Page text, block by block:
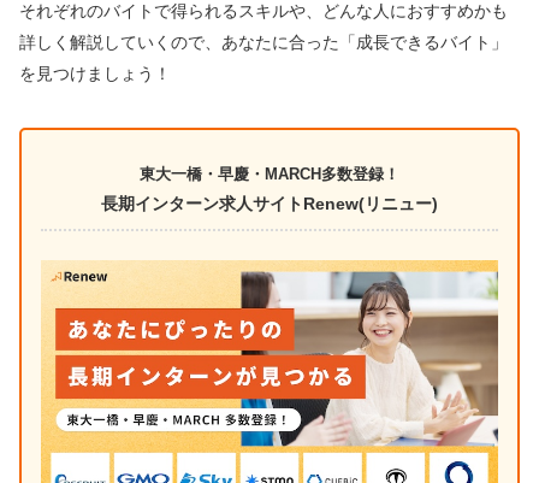
それぞれのバイトで得られるスキルや、どんな人におすすめかも
詳しく解説していくので、あなたに合った「成長できるバイト」
を見つけましょう！
東大一橋・早慶・MARCH多数登録！
長期インターン求人サイトRenew(リニュー)